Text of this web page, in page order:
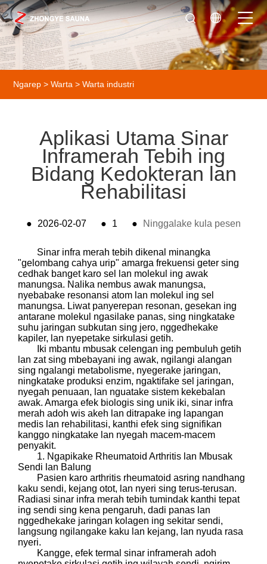
Ngarep > Warta >Warta industri
Aplikasi Utama Sinar
Inframerah Tebih ing
Bidang Kedokteran lan
Rehabilitasi
● 2026-02-07 ● 1 ● Ninggalake kula pesen
Sinar infra merah tebih dikenal minangka
"gelombang cahya urip" amarga frekuensi geter sing
cedhak banget karo sel lan molekul ing awak
manungsa. Nalika nembus awak manungsa,
nyebabake resonansi atom lan molekul ing sel
manungsa. Liwat panyerepan resonan, gesekan ing
antarane molekul ngasilake panas, sing ningkatake
suhu jaringan subkutan sing jero, nggedhekake
kapiler, lan nyepetake sirkulasi getih.
Iki mbantu mbusak celengan ing pembuluh getih
lan zat sing mbebayani ing awak, ngilangi alangan
sing ngalangi metabolisme, nyegerake jaringan,
ningkatake produksi enzim, ngaktifake sel jaringan,
nyegah penuaan, lan nguatake sistem kekebalan
awak. Amarga efek biologis sing unik iki, sinar infra
merah adoh wis akeh lan ditrapake ing lapangan
medis lan rehabilitasi, kanthi efek sing signifikan
kanggo ningkatake lan nyegah macem-macem
penyakit.
1. Ngapikake Rheumatoid Arthritis lan Mbusak
Sendi lan Balung
Pasien karo arthritis rheumatoid asring nandhang
kaku sendi, kejang otot, lan nyeri sing terus-terusan.
Radiasi sinar infra merah tebih tumindak kanthi tepat
ing sendi sing kena pengaruh, dadi panas lan
nggedhekake jaringan kolagen ing sekitar sendi,
langsung ngilangake kaku lan kejang, lan nyuda rasa
nyeri.
Kangge, efek termal sinar inframerah adoh